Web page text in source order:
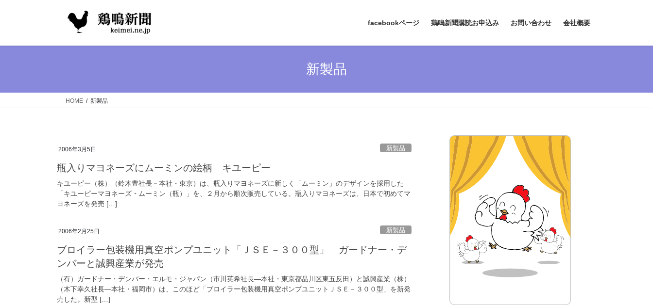
facebookページ 鶏鳴新聞購読お申込み お問い合わせ 会社概要
新製品
HOME 新製品
2006年3月5日 新製品
瓶入りマヨネーズにムーミンの絵柄 キユーピー
キユーピー（株）（鈴木豊社長－本社・東京）は、瓶入りマヨネーズに新しく「ムーミン」のデザインを採用した
「キユーピーマヨネーズ・ムーミン（瓶）」を、２月から順次販売している。瓶入りマヨネーズは、日本で初めてマ
ヨネーズを発売 […]
2006年2月25日 新製品
ブロイラー包装機用真空ポンプユニット「ＪＳＥ－３００型」 ガードナー・デ
ンバーと誠興産業が発売
（有）ガードナー・デンバー・エルモ・ジャパン（市川英希社長―本社・東京都品川区東五反田）と誠興産業（株）
（木下幸久社長―本社・福岡市）は、このほど「ブロイラー包装機用真空ポンプユニットＪＳＥ－３００型」を新発
売した。新型 […]